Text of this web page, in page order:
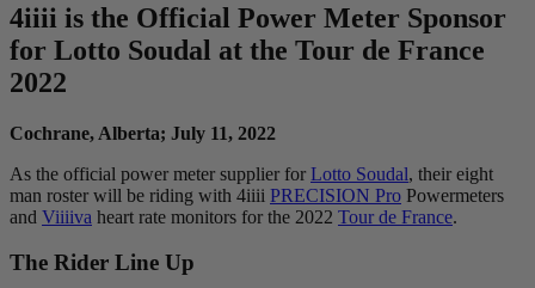
4iiii is the Official Power Meter Sponsor
for Lotto Soudal at the Tour de France
2022
Cochrane, Alberta; July 11, 2022
As the official power meter supplier for Lotto Soudal, their eight
man roster will be riding with 4iiii PRECISION Pro Powermeters
and Viiiiva heart rate monitors for the 2022 Tour de France.
The Rider Line Up